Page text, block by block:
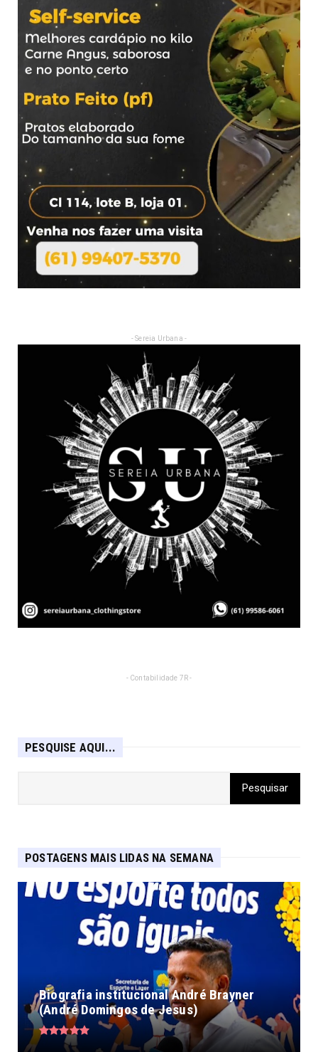
- Sereia Urbana -
- Contabilidade 7R -
PESQUISE AQUI...
POSTAGENS MAIS LIDAS NA SEMANA
Biografia institucional André Brayner
(André Domingos de Jesus)